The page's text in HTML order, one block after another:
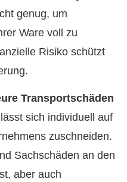
genug, um
Ware voll zu
Risiko schützt
Transportschäden
sich individuell auf
zuschneiden.
Sachschäden an den
aber auch